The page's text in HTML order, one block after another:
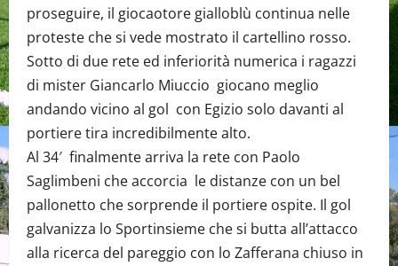
proseguire, il giocaotore gialloblù continua nelle
proteste che si vede mostrato il cartellino rosso.
Sotto di due rete ed inferiorità numerica i ragazzi
di mister Giancarlo Miuccio giocano meglio
andando vicino al gol con Egizio solo davanti al
portiere tira incredibilmente alto.
Al 34′ finalmente arriva la rete con Paolo
Saglimbeni che accorcia le distanze con un bel
pallonetto che sorprende il portiere ospite. Il gol
galvanizza lo Sportinsieme che si butta all’attacco
alla ricerca del pareggio con lo Zafferana chiuso in